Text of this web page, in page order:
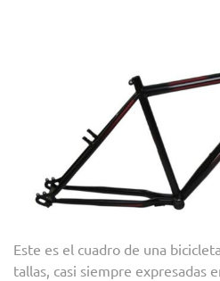
Este es el cuadro de una
tallas, casi siempre expresadas